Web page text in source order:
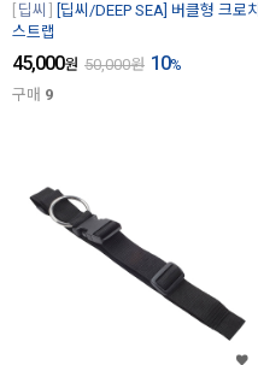
딥씨
[딥씨/DEEP SEA] 버클형 크로치
스트랩
45,000원 50,000원 10%
구매 9